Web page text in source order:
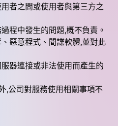
者之間或使用者與第三方之
程中發生的問題,概不負責。
惡意程式、間諜軟體,並對此
器連接或非法使用而產生的
,公司對服務使用相關事項不